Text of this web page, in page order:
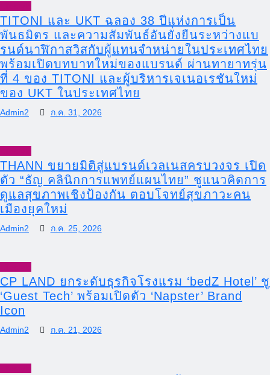
TITONI และ UKT ฉลอง 38 ปีแห่งการเป็น
พันธมิตร และความสัมพันธ์อันยั่งยืนระหว่างแบ
รนด์นาฬิกาสวิสกับผู้แทนจำหน่ายในประเทศไทย
พร้อมเปิดบทบาทใหม่ของแบรนด์ ผ่านทายาทรุ่น
ที่ 4 ของ TITONI และผู้บริหารเจเนอเรชันใหม่
ของ UKT ในประเทศไทย
Admin2 ก.ค. 31, 2026
THANN ขยายมิติสู่แบรนด์เวลเนสครบวงจร เปิด
ตัว “ธัญ คลินิกการแพทย์แผนไทย” ชูแนวคิดการ
ดูแลสุขภาพเชิงป้องกัน ตอบโจทย์สุขภาวะคน
เมืองยุคใหม่
Admin2 ก.ค. 25, 2026
CP LAND ยกระดับธุรกิจโรงแรม ‘bedZ Hotel’ ชู
‘Guest Tech’ พร้อมเปิดตัว ‘Napster’ Brand
Icon
Admin2 ก.ค. 21, 2026